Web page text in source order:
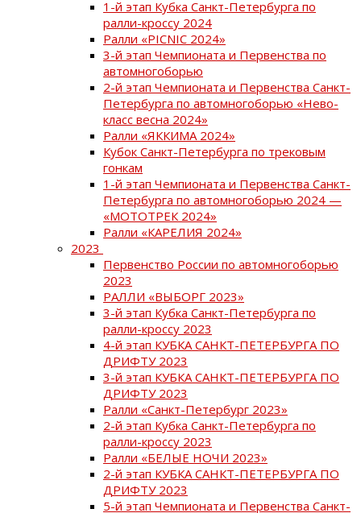
1-й этап Кубка Санкт-Петербурга по
ралли-кроссу 2024
Ралли «PICNIC 2024»
3-й этап Чемпионата и Первенства по
автомногоборью
2-й этап Чемпионата и Первенства Санкт-
Петербурга по автомногоборью «Нево-
класс весна 2024»
Ралли «ЯККИМА 2024»
Кубок Санкт-Петербурга по трековым
гонкам
1-й этап Чемпионата и Первенства Санкт-
Петербурга по автомногоборью 2024 —
«МОТОТРЕК 2024»
Ралли «КАРЕЛИЯ 2024»
2023
Первенство России по автомногоборью
2023
РАЛЛИ «ВЫБОРГ 2023»
3-й этап Кубка Санкт-Петербурга по
ралли-кроссу 2023
4-й этап КУБКА САНКТ-ПЕТЕРБУРГА ПО
ДРИФТУ 2023
3-й этап КУБКА САНКТ-ПЕТЕРБУРГА ПО
ДРИФТУ 2023
Ралли «Санкт-Петербург 2023»
2-й этап Кубка Санкт-Петербурга по
ралли-кроссу 2023
Ралли «БЕЛЫЕ НОЧИ 2023»
2-й этап КУБКА САНКТ-ПЕТЕРБУРГА ПО
ДРИФТУ 2023
5-й этап Чемпионата и Первенства Санкт-